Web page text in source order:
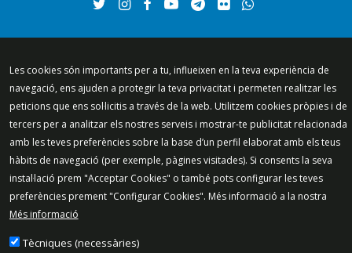
Política de Xarxes Socials
Política de cookies
Protecció de dades
Avís legal
Contacte
Preguntes freqüents
© 2025 - Ajuntament de Vilassar de Mar
Les cookies són importants per a tu, influeixen en la teva experiència de
navegació, ens ajuden a protegir la teva privacitat i permeten realitzar les
peticions que ens sol·licitis a través de la web. Utilitzem cookies pròpies i de
tercers per a analitzar els nostres serveis i mostrar-te publicitat relacionada
amb les teves preferències sobre la base d’un perfil elaborat amb els teus
hàbits de navegació (per exemple, pàgines visitades). Si consents la seva
instal·lació prem "Acceptar Cookies" o també pots configurar les teves
preferències prement "Configurar Cookies". Més informació a la nostra
Més informació
Tècniques (necessàries)